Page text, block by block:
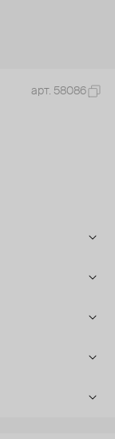
арт. 58086